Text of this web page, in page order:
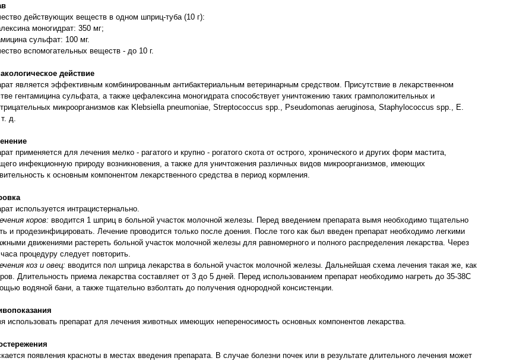
действующих веществ в одном шприц-туба (10 г):
моногидрат: 350 мг;
сульфат: 100 мг.
вспомогательных веществ - до 10 г.
действие
является эффективным комбинированным антибактериальным ветеринарным средством. Присутствие в лекарственном
гентамицина сульфата, а также цефалексина моногидрата способствует уничтожению таких грамположительных и
микроорганизмов как Klebsiella pneumoniae, Streptococcus spp., Pseudomonas aeruginosa, Staphylococcus spp., E.
д.
применяется для лечения мелко - рагатого и крупно - рогатого скота от острого, хронического и других форм мастита,
инфекционную природу возникновения, а также для уничтожения различных видов микроорганизмов, имеющих
к основным компонентом лекарственного средства в период кормления.
используется интрацистернально.
коров: вводится 1 шприц в больной участок молочной железы. Перед введением препарата вымя необходимо тщательно
и продезинфицировать. Лечение проводится только после доения. После того как был введен препарат необходимо легкими
движениями растереть больной участок молочной железы для равномерного и полного распределения лекарства. Через
процедуру следует повторить.
коз и овец: вводится пол шприца лекарства в больной участок молочной железы. Дальнейшая схема лечения такая же, как
Длительность приема лекарства составляет от 3 до 5 дней. Перед использованием препарат необходимо нагреть до 35-38С
водяной бани, а также тщательно взболтать до получения однородной консистенции.
использовать препарат для лечения животных имеющих непереносимость основных компонентов лекарства.
появления красноты в местах введения препарата. В случае болезни почек или в результате длительного лечения может